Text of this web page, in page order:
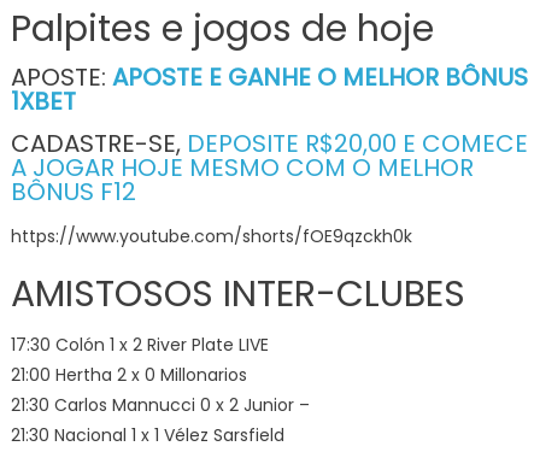
Palpites e jogos de hoje
APOSTE: APOSTE E GANHE O MELHOR BÔNUS
1XBET
CADASTRE-SE, DEPOSITE R$20,00 E COMECE
A JOGAR HOJE MESMO COM O MELHOR
BÔNUS F12
https://www.youtube.com/shorts/fOE9qzckh0k
AMISTOSOS INTER-CLUBES
17:30 Colón 1 x 2 River Plate LIVE
21:00 Hertha 2 x 0 Millonarios
21:30 Carlos Mannucci 0 x 2 Junior –
21:30 Nacional 1 x 1 Vélez Sarsfield